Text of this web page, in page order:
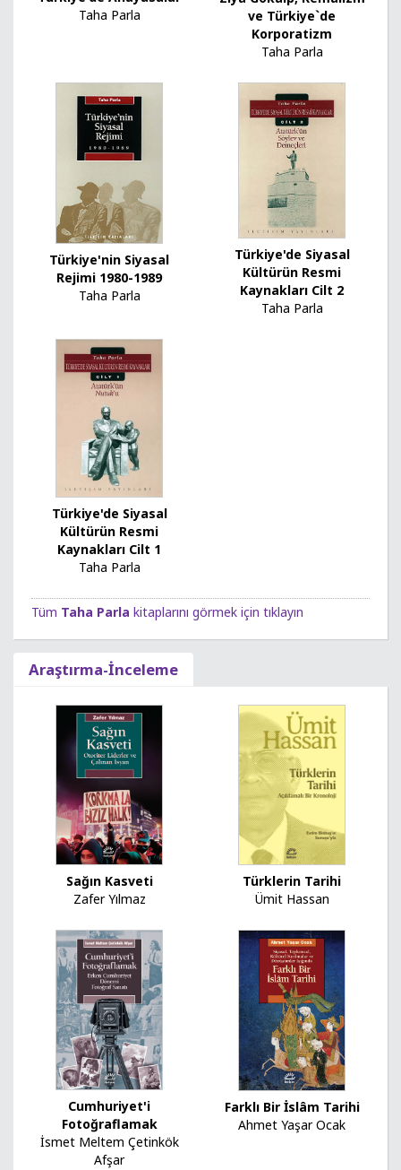
Taha Parla
ve Türkiye`de
Korporatizm
Taha Parla
Türkiye'nin Siyasal
Rejimi 1980-1989
Taha Parla
Türkiye'de Siyasal
Kültürün Resmi
Kaynakları Cilt 2
Taha Parla
Türkiye'de Siyasal
Kültürün Resmi
Kaynakları Cilt 1
Taha Parla
Tüm Taha Parla kitaplarını görmek için tıklayın
Araştırma-İnceleme
Sağın Kasveti
Zafer Yılmaz
Türklerin Tarihi
Ümit Hassan
Cumhuriyet'i
Fotoğraflamak
İsmet Meltem Çetinkök
Afşar
Farklı Bir İslâm Tarihi
Ahmet Yaşar Ocak